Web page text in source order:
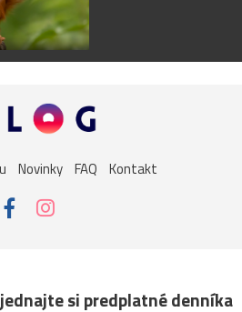
Novinky FAQ Kontakt
si predplatné denníka